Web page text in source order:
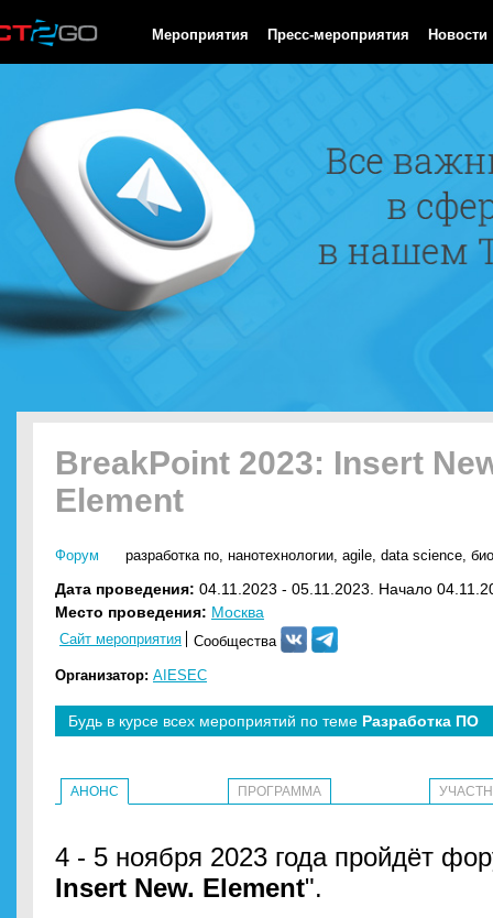
Мероприятия Пресс-мероприятия Новости
BreakPoint 2023: Insert
Element
Форум разработка по, нанотехнологии, agile, data science,
Дата проведения: 04.11.2023 - 05.11.2023. Начало
Место проведения: Москва
Сайт мероприятия Сообщества
Организатор: AIESEC
Будь в курсе всех мероприятий по теме Разработка ПО
АНОНС ПРОГРАММА
4 - 5 ноября 2023 года пройдёт
Insert New. Element".